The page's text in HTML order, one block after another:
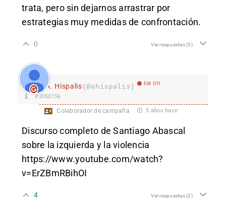
trata, pero sin dejarnos arrastrar por
estrategias muy medidas de confrontación.
0 Ver respuestas(5)
A. Hispalis(@ahispalis) EM Off
#2050156
Colaborador de campaña 5 años hace
Discurso completo de Santiago Abascal
sobre la izquierda y la violencia
https://www.youtube.com/watch?
v=ErZBmRBihOI
4 Ver respuestas(2)